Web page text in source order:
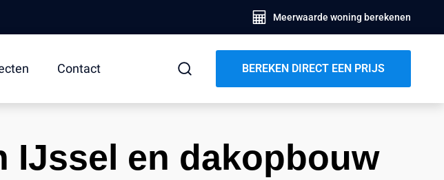
Meerwaarde woning berekenen
Contact BEREKEN DIRECT EEN PRIJS
IJssel en dakopbouw